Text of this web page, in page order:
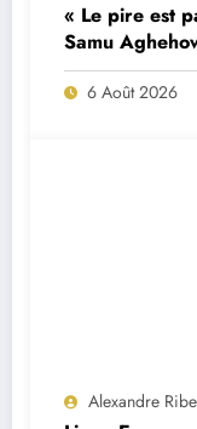
« Le pire est
Samu
Porto ?
6 Août 2026
Alexandre